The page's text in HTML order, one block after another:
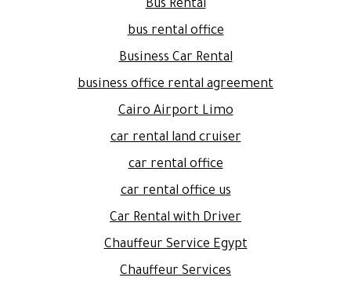
Bus Rental
bus rental office
Business Car Rental
business office rental agreement
Cairo Airport Limo
car rental land cruiser
car rental office
car rental office us
Car Rental with Driver
Chauffeur Service Egypt
Chauffeur Services